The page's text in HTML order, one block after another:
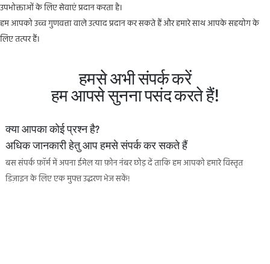
उपभोक्ताओं के लिए सेवाएं प्रदान करता है।
हम आपको उच्च गुणवत्ता वाले उत्पाद प्रदान कर सकते हैं और हमारे साथ आपके सहयोग के
लिए तत्पर हैं।
हमसे अभी संपर्क करें
हम आपसे सुनना पसंद करते हैं!
क्या आपका कोई प्रश्न है?
अधिक जानकारी हेतु आप हमसे संपर्क कर सकते हैं
बस संपर्क फ़ॉर्म में अपना ईमेल या फ़ोन नंबर छोड़ दें ताकि हम आपको हमारे विस्तृत
डिज़ाइन के लिए एक मुफ्त उद्धरण भेज सकें!